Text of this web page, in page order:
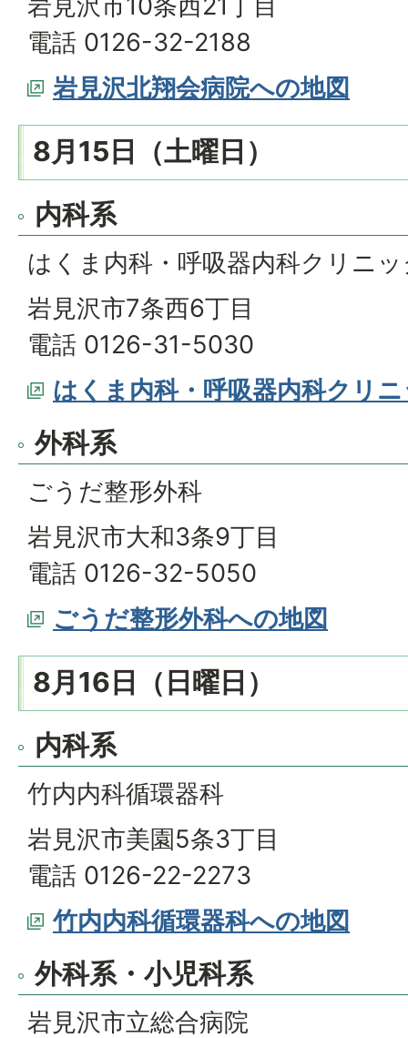
電話 0126-32-2188
岩見沢北翔会病院への地図
8月15日（土曜日）
内科系
はくま内科・呼吸器内科クリニ
岩見沢市7条西6丁目
電話 0126-31-5030
はくま内科・呼吸器内科クリ
外科系
ごうだ整形外科
岩見沢市大和3条9丁目
電話 0126-32-5050
ごうだ整形外科への地図
8月16日（日曜日）
内科系
竹内内科循環器科
岩見沢市美園5条3丁目
電話 0126-22-2273
竹内内科循環器科への地図
外科系・小児科系
岩見沢市立総合病院